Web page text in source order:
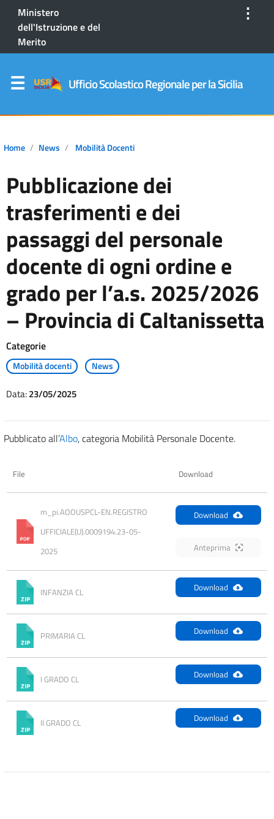
Ministero
dell'Istruzione e del
Merito
⋮
Ufficio Scolastico Regionale per la Sicilia
Home News Mobilità Docenti
Pubblicazione dei
trasferimenti e dei
passaggi del personale
docente di ogni ordine e
grado per l’a.s. 2025/2026
– Provincia di Caltanissetta
Categorie
Mobilità docenti News
Data:23/05/2025
Pubblicato all’Albo, categoria Mobilità Personale Docente.
File Download
m_pi.AOOUSPCL-EN.REGISTRO
UFFICIALE(U).0009194.23-05-
2025
Download
Anteprima
INFANZIA CL Download
PRIMARIA CL Download
I GRADO CL Download
II GRADO CL Download